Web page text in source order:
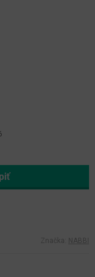
Značka: NABBI